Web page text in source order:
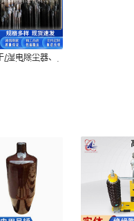
湿电除尘器、
配套阴极线、电